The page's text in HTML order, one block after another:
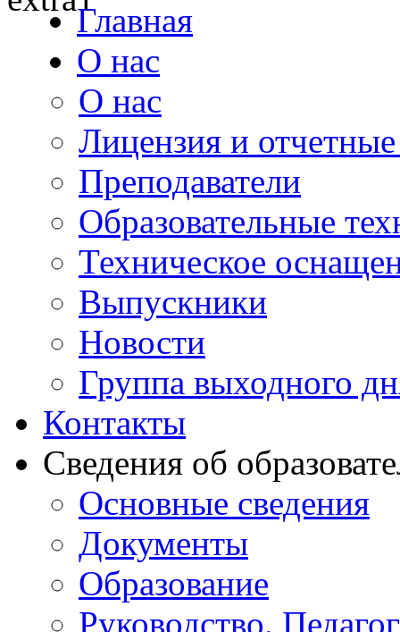
Главная
О нас
О нас
Лицензия и
Преподаватели
Образовательные
Техническое
Выпускники
Новости
Группа выходного
Контакты
Сведения об
Основные сведения
Документы
Образование
Руководство.